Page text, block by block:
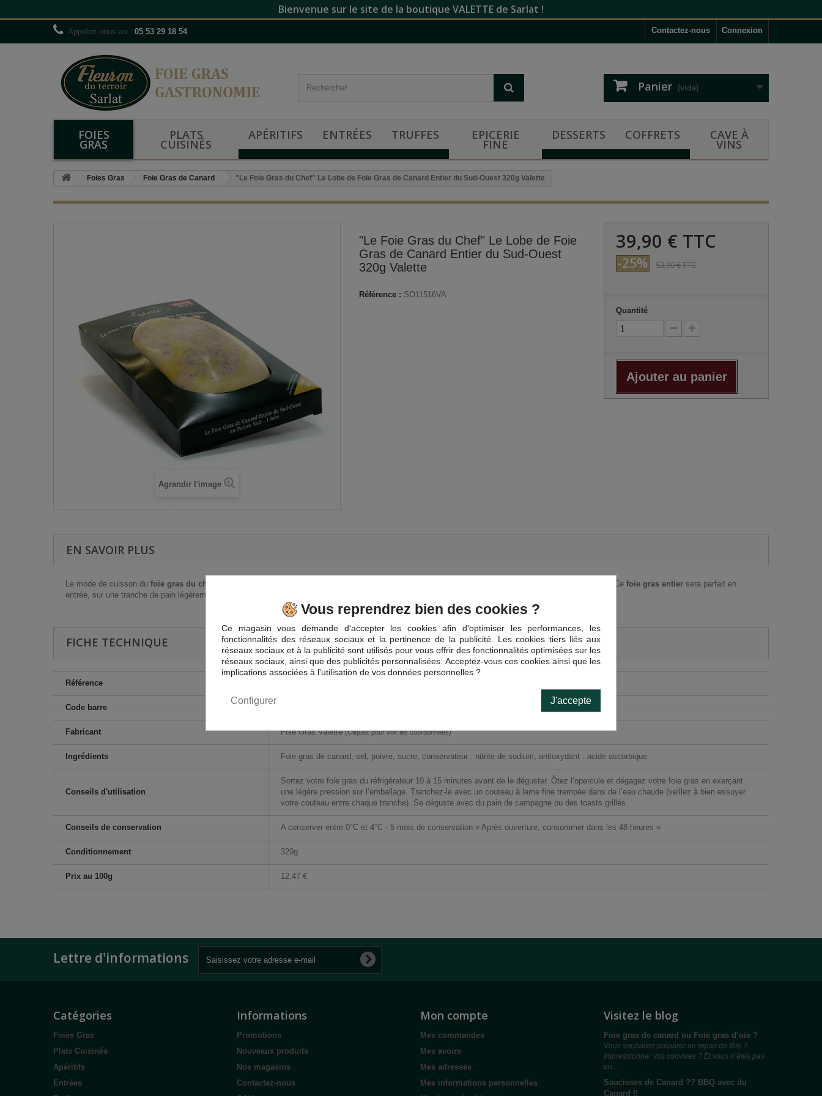
Bienvenue sur le site de la boutique VALETTE de Sarlat !
Connexion
Contactez-nous
Appelez-nous au : 05 53 29 18 54
Panier (vide)
FOIES
GRAS
PLATS
CUISINÉS
APÉRITIFS ENTRÉES TRUFFES EPICERIE
FINE
DESSERTS COFFRETS CAVE À
VINS
Foies Gras Foie Gras de Canard "Le Foie Gras du Chef" Le Lobe de Foie Gras de Canard Entier du Sud-Ouest 320g Valette
Agrandir l'image
"Le Foie Gras du Chef" Le Lobe de Foie
Gras de Canard Entier du Sud-Ouest
320g Valette
Référence : SO11516VA
39,90 € TTC
-25% 53,90 €TTC
Quantité
Ajouter au panier
EN SAVOIR PLUS
Le mode de cuisson du foie gras du chef toutes ses saveurs. Une cuisson particulière dont nos chefs ont le secret. Ce foie gras entier sera parfait en
entrée, sur une tranche de pain légèrement grillée ou pain brioché,accompagné d'un chutney de fruit ou un confit d'oignons.
FICHE TECHNIQUE
Référence
Code barre
Fabricant Foie Gras Valette (Cliquez pour voir les coordonnées)
Ingrédients Foie gras de canard, sel, poivre, sucre, conservateur : nitrite de sodium, antioxydant : acide ascorbique.
Conseils d'utilisation
Sortez votre foie gras du réfrigérateur 10 à 15 minutes avant de le déguster. Ôtez l’opercule et dégagez votre foie gras en exerçant
une légère pression sur l’emballage. Tranchez-le avec un couteau à lame fine trempée dans de l’eau chaude (veillez à bien essuyer
votre couteau entre chaque tranche). Se déguste avec du pain de campagne ou des toasts grillés.
Conseils de conservation A conserver entre 0°C et 4°C - 5 mois de conservation « Après ouverture, consommer dans les 48 heures »
Conditionnement 320g
Prix au 100g 12,47 €
Lettre d'informations
Catégories
Foies Gras
Plats Cuisinés
Apéritifs
Entrées
Informations
Promotions
Nouveaux produits
Nos magasins
Contactez-nous
Mon compte
Mes commandes
Mes avoirs
Mes adresses
Mes informations personnelles
Visitez le blog
Foie gras de canard ou Foie gras d’oie ?
Vous souhaitez préparer un repas de fête ?
Impressionner vos convives ? Et vous n’êtes pas
un...
Saucisses de Canard ?? BBQ avec du
Canard !!
Vous reprendrez bien des cookies ?
Ce magasin vous demande d'accepter les cookies afin d'optimiser les performances, les
fonctionnalités des réseaux sociaux et la pertinence de la publicité. Les cookies tiers liés aux
réseaux sociaux et à la publicité sont utilisés pour vous offrir des fonctionnalités optimisées sur les
réseaux sociaux, ainsi que des publicités personnalisées. Acceptez-vous ces cookies ainsi que les
implications associées à l'utilisation de vos données personnelles ?
J'accepte
Configurer